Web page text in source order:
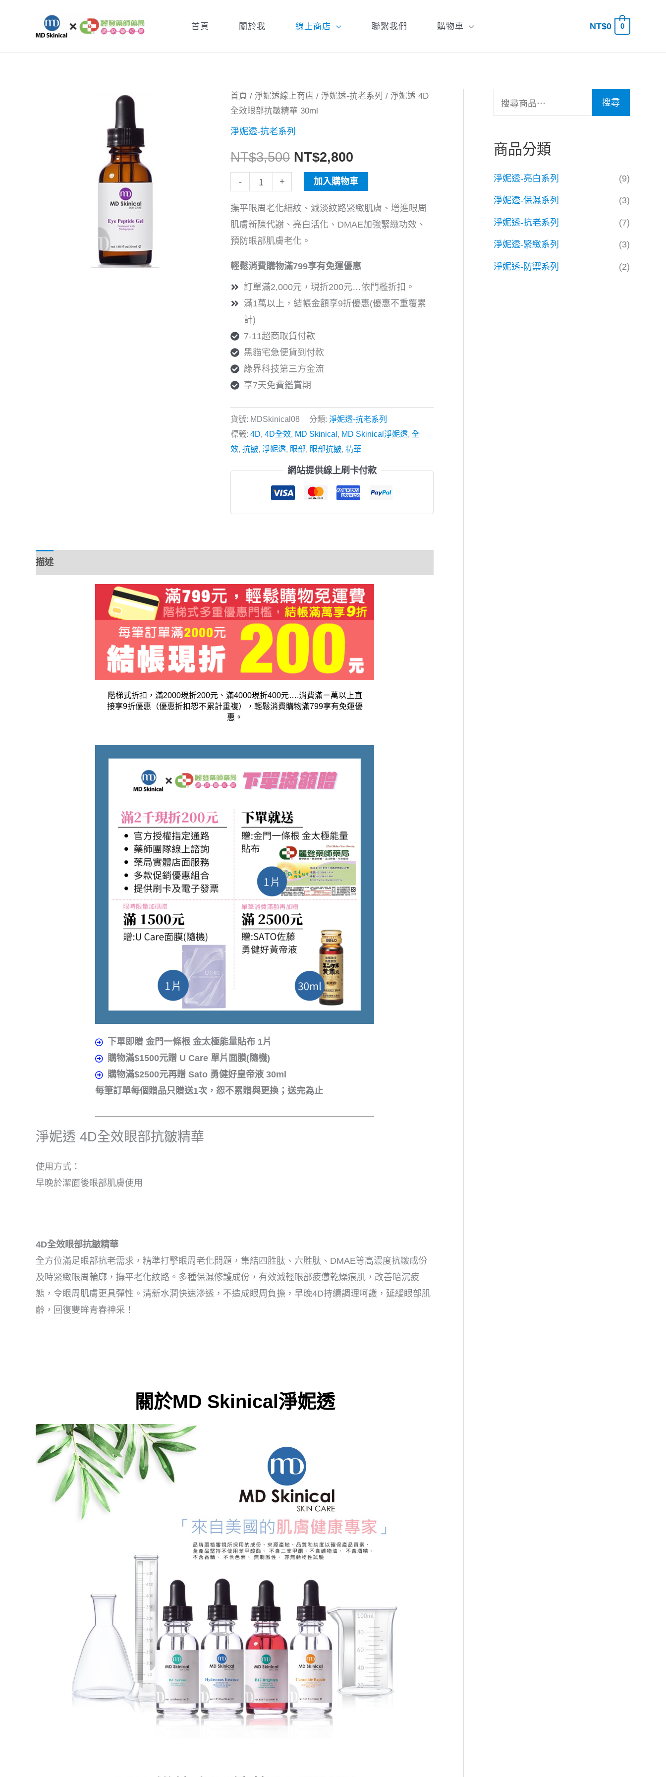
首頁 關於我 線上商店 聯繫我們 購物車 NT$0 0
首頁 /淨妮透線上商店 /淨妮透-抗老系列 / 淨妮透 4D
全效眼部抗皺精華 30ml
淨妮透-抗老系列
NT$3,500
原
始
價
格：
NT$3,500。
NT$2,800
目
格：
NT$2,800。
-
淨
妮
透
全
眼
部
抗
皺
精
30ml
數
+ 加入購物車
撫平眼周老化細紋、減淡紋路緊緻肌膚、增進眼周
肌膚新陳代謝、亮白活化、DMAE加強緊緻功效、
預防眼部肌膚老化。
輕鬆消費購物滿799享有免運優惠
訂單滿2,000元，現折200元…依門檻折扣。
滿1萬以上，結帳金額享9折優惠(優惠不重覆累
計)
7-11超商取貨付款
黑貓宅急便貨到付款
綠界科技第三方金流
享7天免費鑑賞期
貨號: MDSkinical08 分類:淨妮透-抗老系列
標籤:4D,4D全效, MD Skinical, MD Skinical淨妮透,全
效,抗皺,淨妮透, 眼部, 眼部抗皺,精華
網站提供線上刷卡付款
描述
階梯式折扣，滿2000現折200元、滿4000現折400元….消費滿ㄧ萬以上直
接享9折優惠（優惠折扣恕不累計重複），輕鬆消費購物滿799享有免運優
惠。
下單即贈 金門一條根 金太極能量貼布 1片
購物滿$1500元贈 U Care 單片面膜(隨機)
購物滿$2500元再贈 Sato 勇健好皇帝液 30ml
每筆訂單每個贈品只贈送1次，恕不累贈與更換；送完為止
淨妮透 4D全效眼部抗皺精華
使用方式：
早晚於潔面後眼部肌膚使用
4D全效眼部抗皺精華
全方位滿足眼部抗老需求，精準打擊眼周老化問題，集結四胜肽、六胜肽、DMAE等高濃度抗皺成份
及時緊緻眼周輪廓，撫平老化紋路。多種保濕修護成份，有效減輕眼部疲憊乾燥痕肌，改善暗沉疲
態，令眼周肌膚更具彈性。清新水潤快速滲透，不造成眼周負擔，早晚4D持續調理呵護，延緩眼部肌
齡，回復雙眸青春神采！
關於MD Skinical淨妮透
尋
鍵
搜尋
商品分類
淨妮透-亮白系列 (9)
淨妮透-保濕系列 (3)
淨妮透-抗老系列 (7)
淨妮透-緊緻系列 (3)
淨妮透-防禦系列 (2)